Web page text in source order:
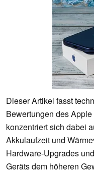
Dieser Artikel fasst
Bewertungen des
konzentriert sich dabei
Akkulaufzeit und
Hardware-Upgrades
Geräts dem höheren